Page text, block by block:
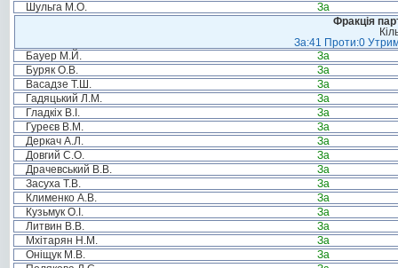
Шульга М.О.
За
Фракція
За:41 Проти:0
Бауер М.Й.
За
Буряк О.В.
За
Васадзе Т.Ш.
За
Гадяцький Л.М.
За
Гладкіх В.І.
За
Гуреєв В.М.
За
Деркач А.Л.
За
Довгий С.О.
За
Драчевський В.В.
За
Засуха Т.В.
За
Клименко А.В.
За
Кузьмук О.І.
За
Литвин В.В.
За
Мхітарян Н.М.
За
Оніщук М.В.
За